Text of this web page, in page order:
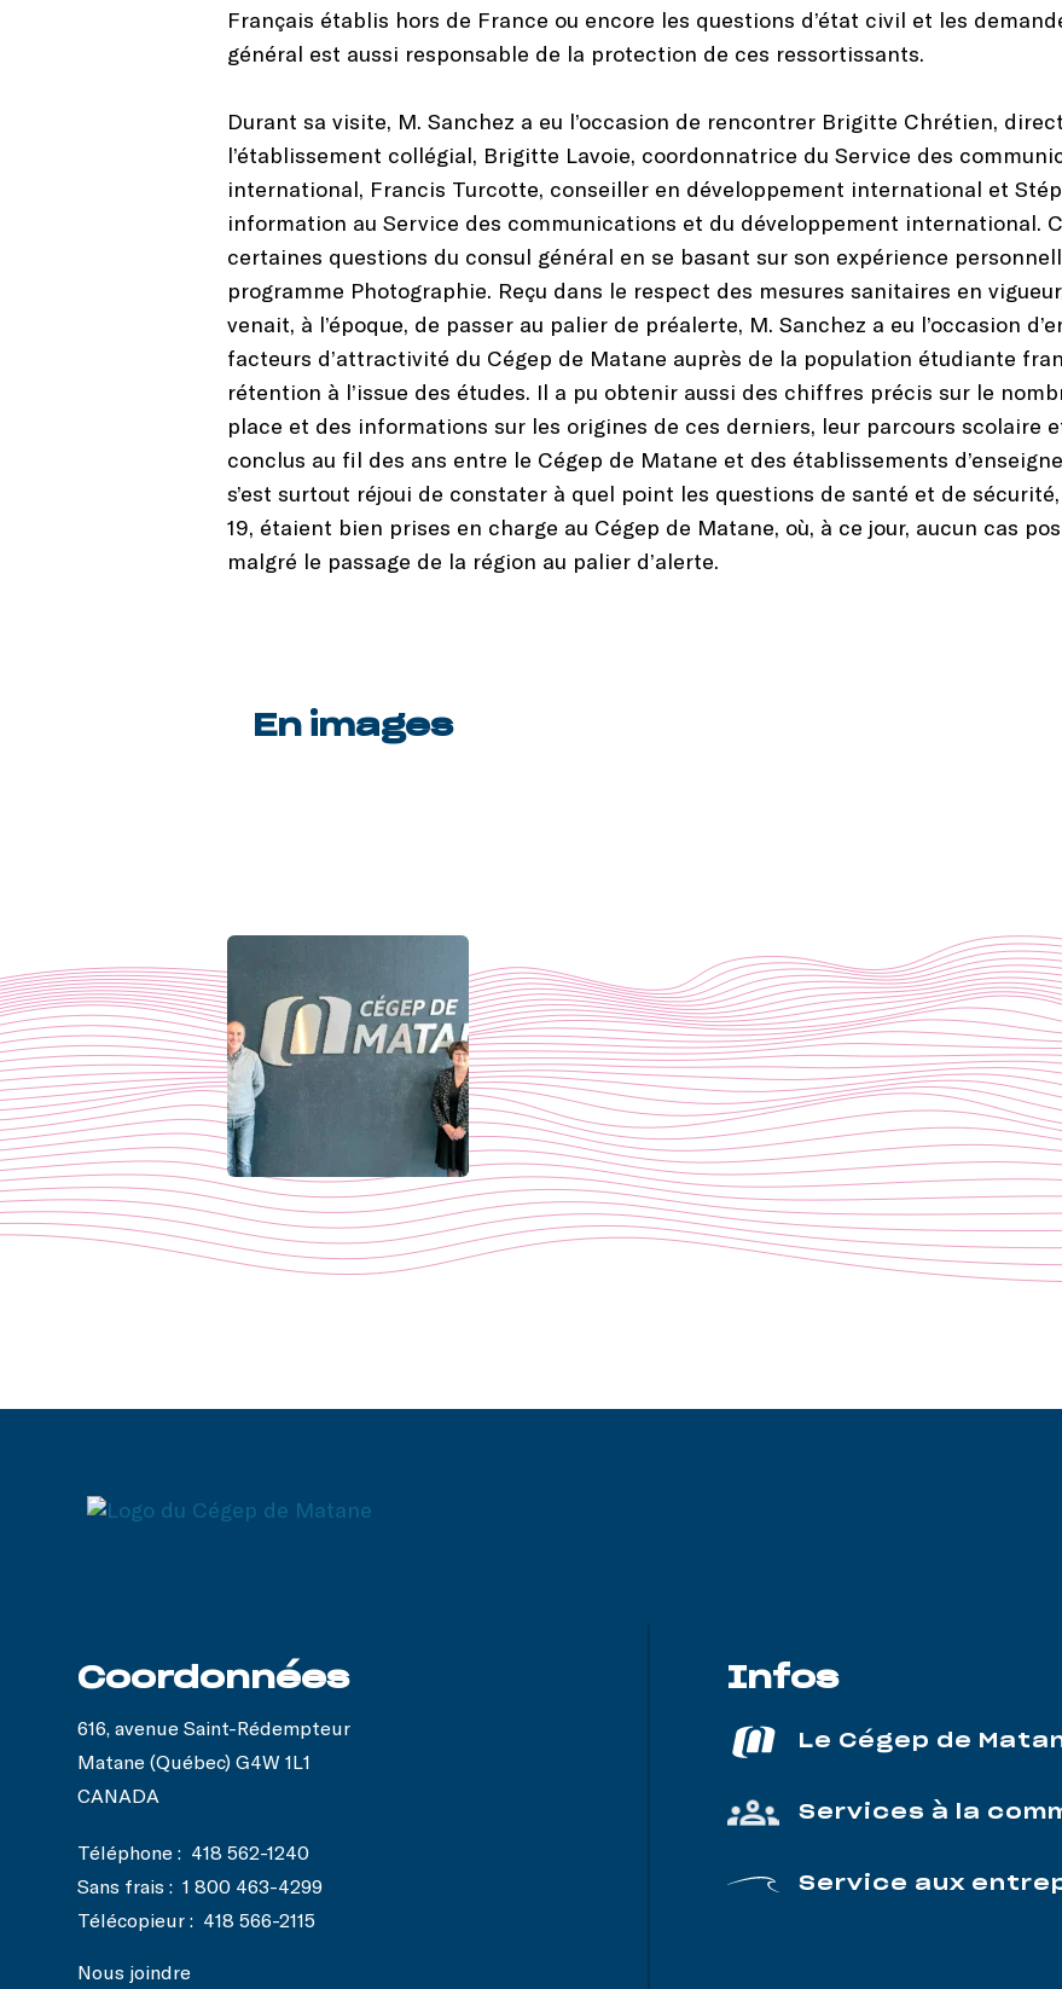
Français établis hors de France ou encore les questions d’état civil et les
général est aussi responsable de la protection de ces ressortissants.
Durant sa visite, M. Sanchez a eu l’occasion de rencontrer Brigitte Chrétien,
l’établissement collégial, Brigitte Lavoie, coordonnatrice du Service des
international, Francis Turcotte, conseiller en développement international et
information au Service des communications et du développement international.
certaines questions du consul général en se basant sur son expérience
programme Photographie. Reçu dans le respect des mesures sanitaires en
venait, à l’époque, de passer au palier de préalerte, M. Sanchez a eu l’occasion
facteurs d’attractivité du Cégep de Matane auprès de la population étudiante
rétention à l’issue des études. Il a pu obtenir aussi des chiffres précis sur le
place et des informations sur les origines de ces derniers, leur parcours scolaire
conclus au fil des ans entre le Cégep de Matane et des établissements
s’est surtout réjoui de constater à quel point les questions de santé et de
19, étaient bien prises en charge au Cégep de Matane, où, à ce jour, aucun cas
malgré le passage de la région au palier d’alerte.
En images
Coordonnées
616, avenue Saint-Rédempteur
Matane (Québec) G4W 1L1
CANADA
Téléphone : 418 562-1240
Sans frais : 1 800 463-4299
Télécopieur : 418 566-2115
Nous joindre
Infos
Le Cégep de
Services à la
Service aux